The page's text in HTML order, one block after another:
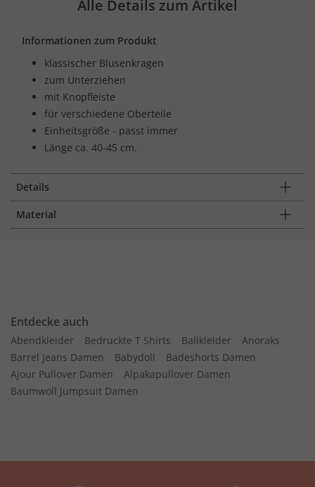
Alle Details zum Artikel
Informationen zum Produkt
klassischer Blusenkragen
zum Unterziehen
mit Knopfleiste
für verschiedene Oberteile
Einheitsgröße - passt immer
Länge ca. 40-45 cm.
Details
Material
Entdecke auch
Abendkleider Bedruckte T Shirts Ballkleider
Anoraks
Barrel Jeans Damen
Babydoll
Badeshorts Damen
Ajour Pullover Damen
Alpakapullover Damen
Baumwoll Jumpsuit Damen